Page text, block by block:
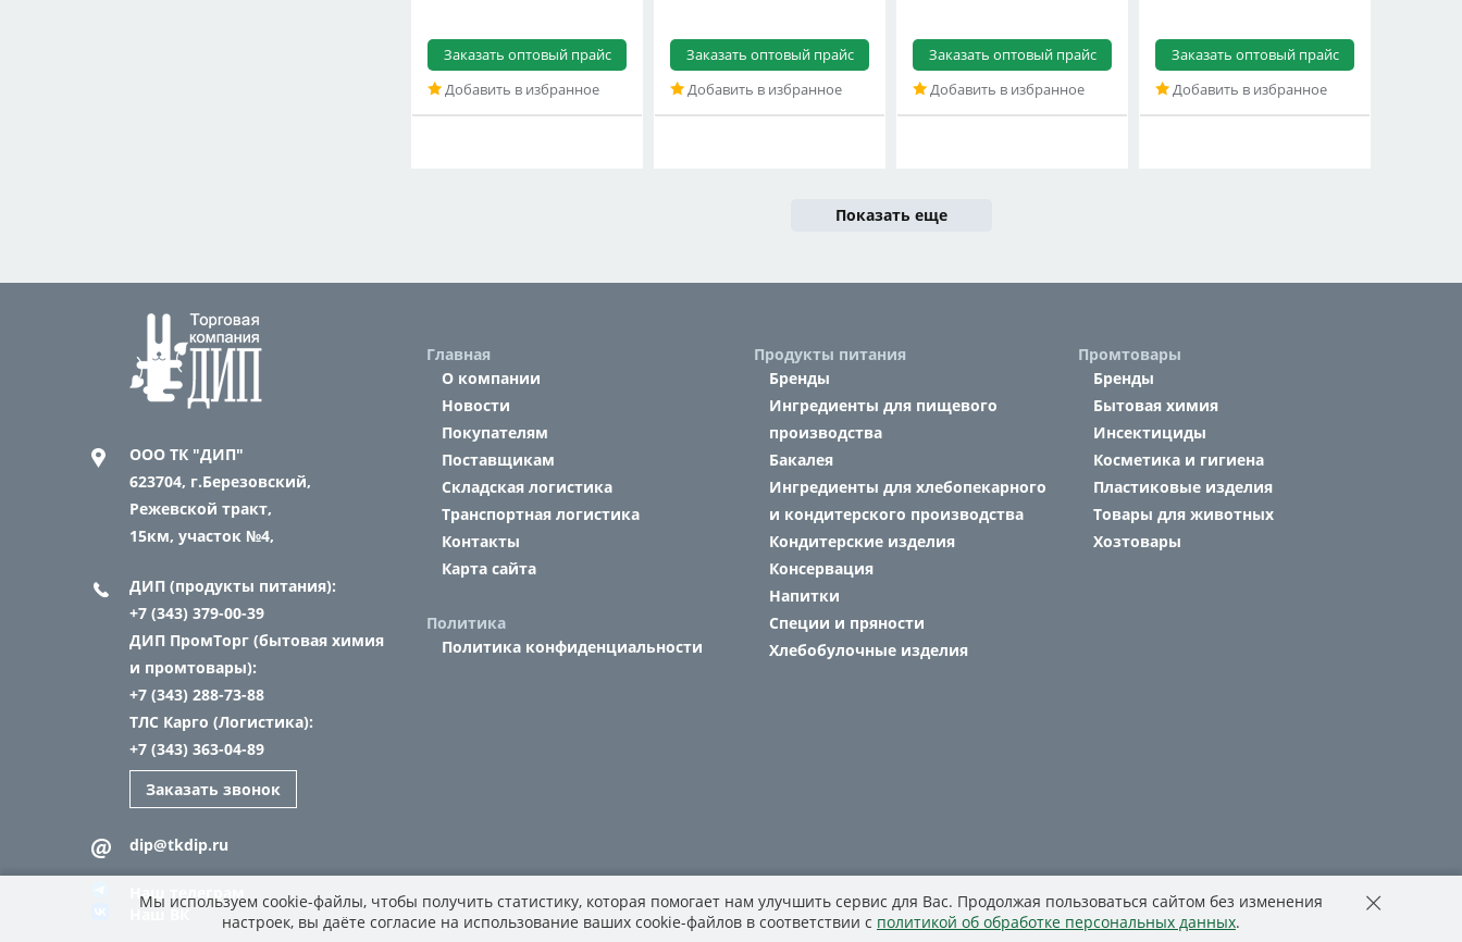
Заказать оптовый прайс
Добавить в избранное
Заказать оптовый прайс
Добавить в избранное
Заказать оптовый прайс
Добавить в избранное
Заказать оптовый прайс
Добавить в избранное
Показать еще
ООО ТК "ДИП"
623704, г.Березовский,
Режевской тракт,
15км, участок №4,
ДИП (продукты питания):
+7 (343) 379-00-39
ДИП ПромТорг (бытовая химия
и промтовары):
+7 (343) 288-73-88
ТЛС Карго (Логистика):
+7 (343) 363-04-89
Заказать звонок
dip@tkdip.ru
Наш телеграм
Наш ВК
Главная
О компании
Новости
Покупателям
Поставщикам
Складская логистика
Транспортная логистика
Контакты
Карта сайта
Политика
Политика конфиденциальности
Продукты питания
Бренды
Ингредиенты для пищевого
производства
Бакалея
Ингредиенты для хлебопекарного
и кондитерского производства
Кондитерские изделия
Консервация
Напитки
Специи и пряности
Хлебобулочные изделия
Промтовары
Бренды
Бытовая химия
Инсектициды
Косметика и гигиена
Пластиковые изделия
Товары для животных
Хозтовары
Мы используем cookie-файлы, чтобы получить статистику, которая помогает нам улучшить сервис для Вас. Продолжая пользоваться сайтом без изменения
настроек, вы даёте согласие на использование ваших cookie-файлов в соответствии с политикой об обработке персональных данных.